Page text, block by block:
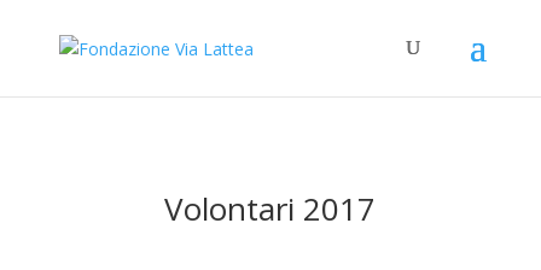
Volontari 2017